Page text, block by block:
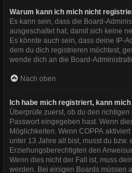
Warum kann ich mich nicht
Es kann sein, dass die Board-
ausgeschaltet hat, damit sich keine
Es könnte auch sein, dass deine IP-
dem du dich registrieren möchtest,
wende dich an die Board-
Nach oben
Ich habe mich registriert, kann
Überprüfe zuerst, ob du den
Passwort eingegeben hast. Wenn
Möglichkeiten. Wenn COPPA aktiviert
unter 13 Jahre alt bist, musst du
Erziehungsberechtigten den
Wenn dies nicht der Fall ist, muss
werden. Bei einigen Boards müssen